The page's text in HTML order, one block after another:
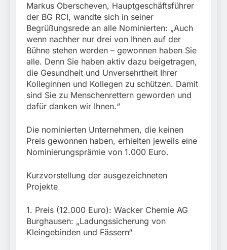
Markus Oberscheven, Hauptgeschäftsführer
der BG RCI, wandte sich in seiner
Begrüßungsrede an alle Nominierten: „Auch
wenn nachher nur drei von Ihnen auf der
Bühne stehen werden – gewonnen haben Sie
alle. Denn Sie haben aktiv dazu beigetragen,
die Gesundheit und Unversehrtheit Ihrer
Kolleginnen und Kollegen zu schützen. Damit
sind Sie zu Menschenrettern geworden und
dafür danken wir Ihnen.“
Die nominierten Unternehmen, die keinen
Preis gewonnen haben, erhielten jeweils eine
Nominierungsprämie von 1.000 Euro.
Kurzvorstellung der ausgezeichneten
Projekte
1. Preis (12.000 Euro): Wacker Chemie AG
Burghausen: „Ladungssicherung von
Kleingebinden und Fässern“